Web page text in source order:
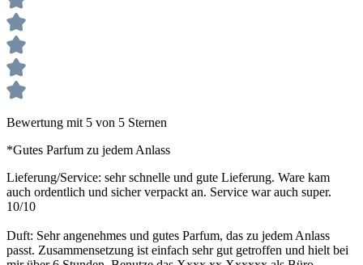
Bewertung mit 5 von 5 Sternen
*Gutes Parfum zu jedem Anlass
Lieferung/Service: sehr schnelle und gute Lieferung. Ware kam
auch ordentlich und sicher verpackt an. Service war auch super.
10/10
Duft: Sehr angenehmes und gutes Parfum, das zu jedem Anlass
passt. Zusammensetzung ist einfach sehr gut getroffen und hielt bei